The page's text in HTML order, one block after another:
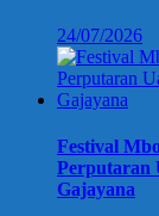
24/07/2026
Festival
Perputaran
Gajayana